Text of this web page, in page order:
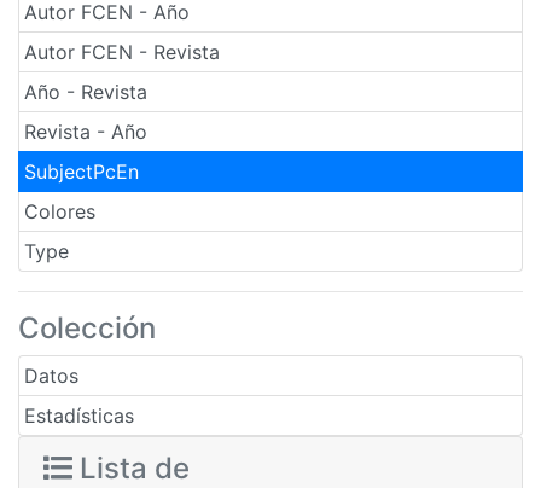
Autor FCEN - Año
Autor FCEN - Revista
Año - Revista
Revista - Año
SubjectPcEn
Colores
Type
Colección
Datos
Estadísticas
Lista de